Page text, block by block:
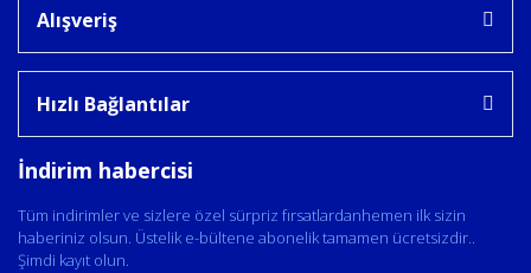
Alışveriş
Hızlı Bağlantılar
İndirim habercisi
Tüm indirimler ve sizlere özel sürpriz fırsatlardanhemen ilk sizin
haberiniz olsun. Üstelik e-bültene abonelik tamamen ücretsizdir..
Şimdi kayıt olun.